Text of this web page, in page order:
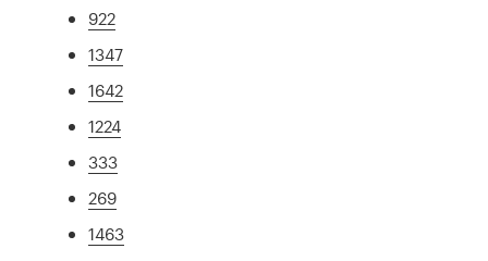
922
1347
1642
1224
333
269
1463